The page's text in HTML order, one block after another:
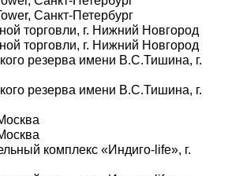
Санкт-Петербург
торговли, г. Нижний Новгород
торговли, г. Нижний Новгород
резерва имени В.С.Тишина, г.
резерва имени В.С.Тишина, г.
комплекс «Индиго-life», г.